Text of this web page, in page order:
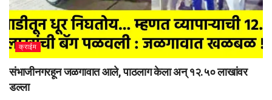
क्राईम
संभाजीनगरहून जळगावात आले, पाठलाग केला अन् १२.५० लाखांवर
डल्ला